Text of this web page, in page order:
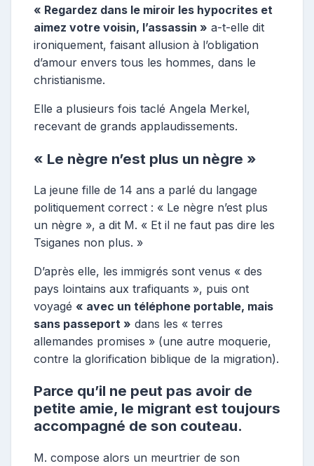
« Regardez dans le miroir les hypocrites et
aimez votre voisin, l’assassin » a-t-elle dit
ironiquement, faisant allusion à l’obligation
d’amour envers tous les hommes, dans le
christianisme.
Elle a plusieurs fois taclé Angela Merkel,
recevant de grands applaudissements.
« Le nègre n’est plus un nègre »
La jeune fille de 14 ans a parlé du langage
politiquement correct : « Le nègre n’est plus
un nègre », a dit M. « Et il ne faut pas dire les
Tsiganes non plus. »
D’après elle, les immigrés sont venus « des
pays lointains aux trafiquants », puis ont
voyagé « avec un téléphone portable, mais
sans passeport » dans les « terres
allemandes promises » (une autre moquerie,
contre la glorification biblique de la migration).
Parce qu’il ne peut pas avoir de
petite amie, le migrant est toujours
accompagné de son couteau.
M. compose alors un meurtrier de son